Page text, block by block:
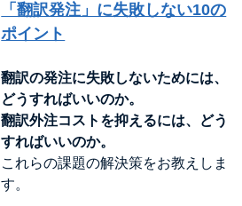
「翻訳発注」に失敗しない10の
ポイント
翻訳の発注に失敗しないためには、
どうすればいいのか。
翻訳外注コストを抑えるには、どう
すればいいのか。
これらの課題の解決策をお教えしま
す。